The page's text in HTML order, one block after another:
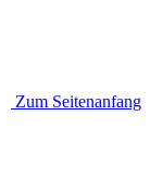
Zum Seitenanfang